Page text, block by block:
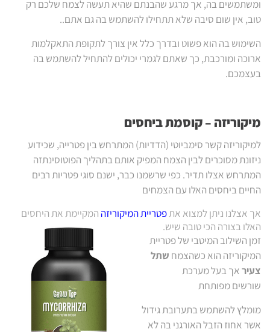
ומשתמשים בה, אך מרגע שהבנתם שהיא תעשה לצמח שלכם רק
טוב, אין שום סיבה שלא תתחילו להשתמש בה גם אתם..
השימוש בה הוא פשוט ובדרך כלל אין צורך לתקופת התאקלמות
ארוכה ומורכבת, כך שאתם לגמרי יכולים להתחיל להשתמש בה
בעצמכם.
מיקוריזה – קוסמת ביחסים
למיקוריזה קשר סימביוטי (הדדיות) המתרחש בין פטרייה, שכידוע
ניזונת מסוכרים לבין הצמח המפיק אותם בתהליך הפוטוסינתזה
המתרחש אצלו תדיר. כפי שרשמנו כבר, ישנם סוגי פטריות רבים
החיים ביחסים האלו עם הצמחים
אך אצלנו ניתן למצוא אתפטריית המיקוריזה המקיימת את היחסים
האלו בצורה הכי טובה שיש.
זמן השילוב המיטבי של פטריית
המיקוריזה הוא כשהצמח שתל
צעיראך בעל מערכת
שורשים מפותחת
מומלץ להשתמש בתערובת גידול
אשר אחוז הזבל האורגני בה לא